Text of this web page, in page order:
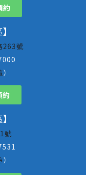
約
263號
）
約
號
）